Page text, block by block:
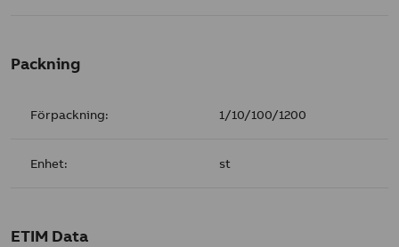
Packning
Förpackning: 1/10/100/1200
Enhet: st
ETIM Data